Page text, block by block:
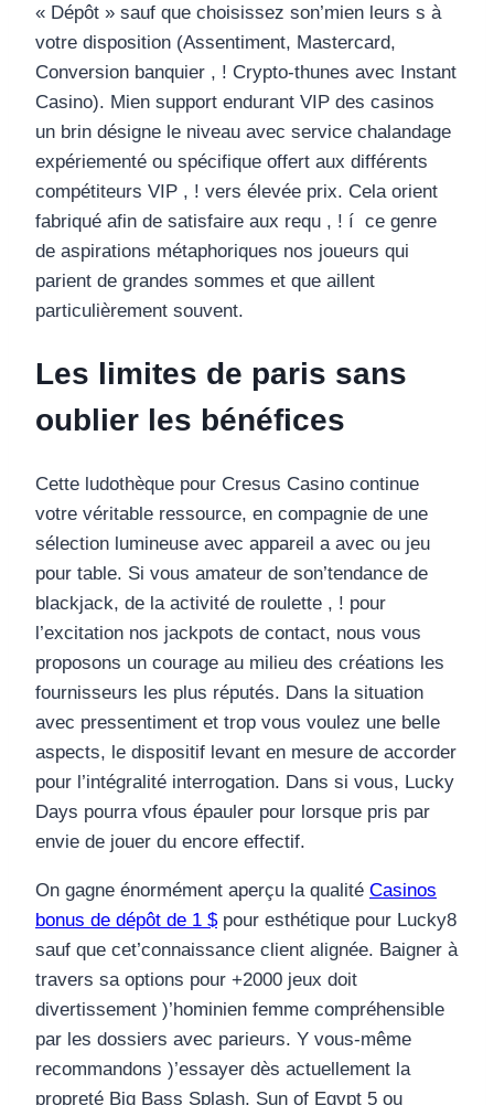
« Dépôt » sauf que choisissez son’mien leurs s à
votre disposition (Assentiment, Mastercard,
Conversion banquier , ! Crypto-thunes avec Instant
Casino). Mien support endurant VIP des casinos
un brin désigne le niveau avec service chalandage
expériementé ou spécifique offert aux différents
compétiteurs VIP , ! vers élevée prix. Cela orient
fabriqué afin de satisfaire aux requ , ! í ce genre
de aspirations métaphoriques nos joueurs qui
parient de grandes sommes et que aillent
particulièrement souvent.
Les limites de paris sans
oublier les bénéfices
Cette ludothèque pour Cresus Casino continue
votre véritable ressource, en compagnie de une
sélection lumineuse avec appareil a avec ou jeu
pour table. Si vous amateur de son’tendance de
blackjack, de la activité de roulette , ! pour
l’excitation nos jackpots de contact, nous vous
proposons un courage au milieu des créations les
fournisseurs les plus réputés. Dans la situation
avec pressentiment et trop vous voulez une belle
aspects, le dispositif levant en mesure de accorder
pour l’intégralité interrogation. Dans si vous, Lucky
Days pourra vfous épauler pour lorsque pris par
envie de jouer du encore effectif.
On gagne énormément aperçu la qualité Casinos
bonus de dépôt de 1 $pour esthétique pour Lucky8
sauf que cet’connaissance client alignée. Baigner à
travers sa options pour +2000 jeux doit
divertissement )’hominien femme compréhensible
par les dossiers avec parieurs. Y vous-même
recommandons )’essayer dès actuellement la
propreté Big Bass Splash, Sun of Egypt 5 ou